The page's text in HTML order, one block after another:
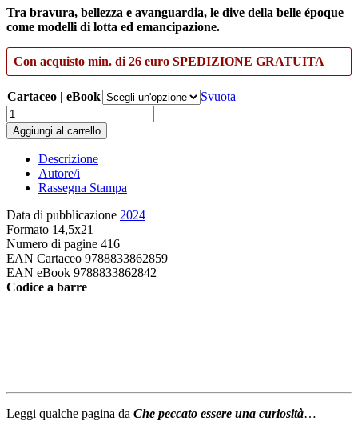
prezzo:
da
a
Tra bravura, bellezza e avanguardia, le dive della belle époque
come modelli di lotta ed emancipazione.
Con acquisto min. di 26 euro SPEDIZIONE GRATUITA
Cartaceo | eBook
Svuota
Che
peccato
essere
curiosità
quantità
Aggiungi al carrello
Descrizione
Autore/i
Rassegna Stampa
Data di pubblicazione 2024
Formato 14,5x21
Numero di pagine 416
EAN Cartaceo 9788833862859
EAN eBook 9788833862842
Codice a barre
Leggi qualche pagina da Che peccato essere una curiosità…